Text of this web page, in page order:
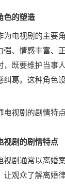
色的塑造
为电视剧的主要
强、情感丰富、
，既要维护当事
纠葛。这种角色
视剧的剧情特点
视剧通常以离婚
让观众了解离婚